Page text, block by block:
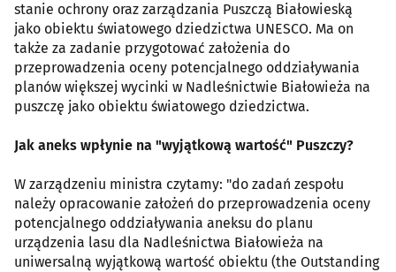
stanie ochrony oraz zarządzania Puszczą Białowieską
jako obiektu światowego dziedzictwa UNESCO. Ma on
także za zadanie przygotować założenia do
przeprowadzenia oceny potencjalnego oddziaływania
planów większej wycinki w Nadleśnictwie Białowieża na
puszczę jako obiektu światowego dziedzictwa.
Jak aneks wpłynie na "wyjątkową wartość" Puszczy?
W zarządzeniu ministra czytamy: "do zadań zespołu
należy opracowanie założeń do przeprowadzenia oceny
potencjalnego oddziaływania aneksu do planu
urządzenia lasu dla Nadleśnictwa Białowieża na
uniwersalną wyjątkową wartość obiektu (the Outstanding